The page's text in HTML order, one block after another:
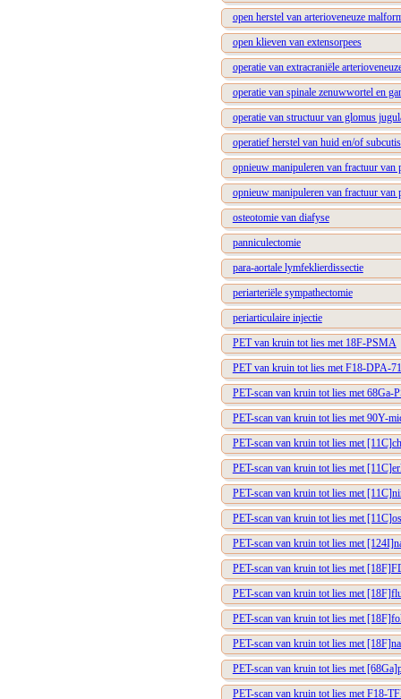
open herstel van arterioveneuze
open klieven van extensorpees
operatie van extracraniële
operatie van spinale zenuwwortel en
operatie van structuur van glomus
operatief herstel van huid en/of subcutis
opnieuw manipuleren van fractuur van
opnieuw manipuleren van fractuur van
osteotomie van diafyse
panniculectomie
para-aortale lymfeklierdissectie
periarteriële sympathectomie
periarticulaire injectie
PET van kruin tot lies met 18F-PSMA
PET van kruin tot lies met F18-DPA-
PET-scan van kruin tot lies met 68Ga-
PET-scan van kruin tot lies met 90Y-
PET-scan van kruin tot lies met
PET-scan van kruin tot lies met
PET-scan van kruin tot lies met
PET-scan van kruin tot lies met
PET-scan van kruin tot lies met
PET-scan van kruin tot lies met
PET-scan van kruin tot lies met
PET-scan van kruin tot lies met
PET-scan van kruin tot lies met
PET-scan van kruin tot lies met
PET-scan van kruin tot lies met F18-